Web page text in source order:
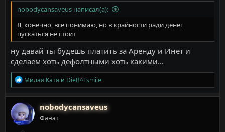
nobodycansaveus написал(а):
Я, конечно, все понимаю, но в крайности ради денег
пускаться не стоит
ну давай ты будешь платить за Аренду и Инет и
сделаем хоть дефолтными хоть какими...
Р
е
а
к
ц
и
и
Милая Катя и DieB^Tsmile
nobodycansaveus
Фанат